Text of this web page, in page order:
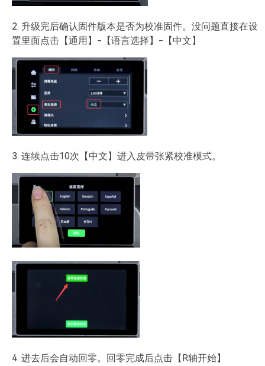
2. 升级完后确认固件版本是否为校准固件。没问题直接在设
置里面点击【通用】-【语言选择】-【中文】
3. 连续点击10次【中文】进入皮带张紧校准模式。
4. 进去后会自动回零。回零完成后点击【R轴开始】